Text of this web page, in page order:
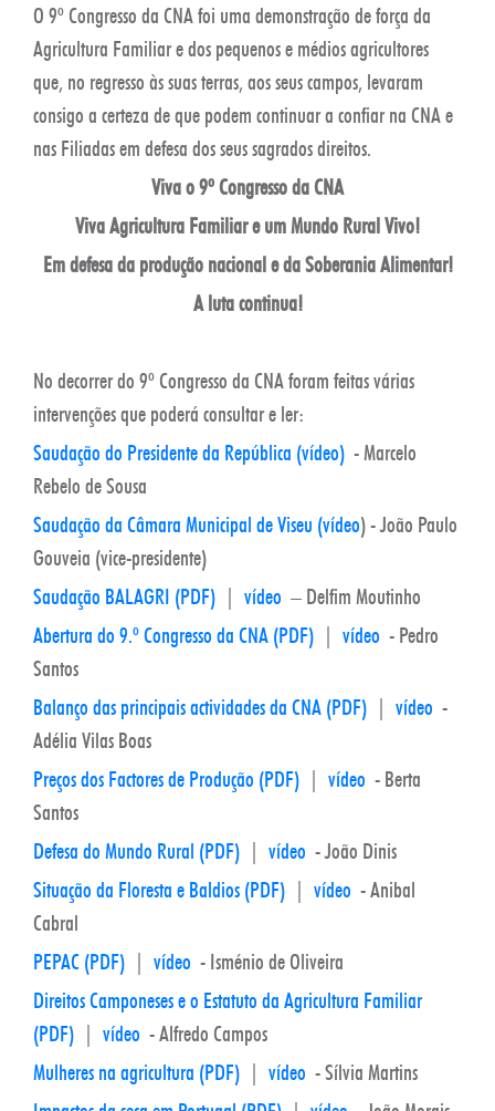
O 9º Congresso da CNA foi uma demonstração de força da
Agricultura Familiar e dos pequenos e médios agricultores
que, no regresso às suas terras, aos seus campos, levaram
consigo a certeza de que podem continuar a confiar na CNA e
nas Filiadas em defesa dos seus sagrados direitos.
Viva o 9º Congresso da CNA
Viva Agricultura Familiar e um Mundo Rural Vivo!
Em defesa da produção nacional e da Soberania Alimentar!
A luta continua!
No decorrer do 9º Congresso da CNA foram feitas várias
intervenções que poderá consultar e ler:
Saudação do Presidente da República (vídeo) - Marcelo
Rebelo de Sousa
Saudação da Câmara Municipal de Viseu (vídeo) - João Paulo
Gouveia (vice-presidente)
Saudação BALAGRI (PDF) | vídeo – Delfim Moutinho
Abertura do 9.º Congresso da CNA (PDF) | vídeo - Pedro
Santos
Balanço das principais actividades da CNA (PDF) | vídeo -
Adélia Vilas Boas
Preços dos Factores de Produção (PDF) | vídeo - Berta
Santos
Defesa do Mundo Rural (PDF) | vídeo - João Dinis
Situação da Floresta e Baldios (PDF) | vídeo - Anibal
Cabral
PEPAC (PDF) | vídeo - Isménio de Oliveira
Direitos Camponeses e o Estatuto da Agricultura Familiar
(PDF) | vídeo - Alfredo Campos
Mulheres na agricultura (PDF) | vídeo - Sílvia Martins